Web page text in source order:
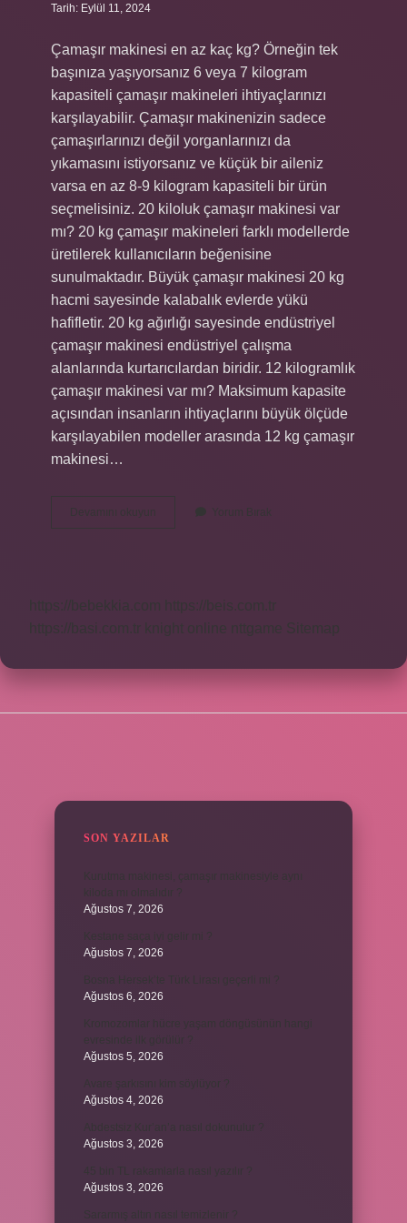
Tarih: Eylül 11, 2024
Çamaşır makinesi en az kaç kg? Örneğin tek
başınıza yaşıyorsanız 6 veya 7 kilogram
kapasiteli çamaşır makineleri ihtiyaçlarınızı
karşılayabilir. Çamaşır makinenizin sadece
çamaşırlarınızı değil yorganlarınızı da
yıkamasını istiyorsanız ve küçük bir aileniz
varsa en az 8-9 kilogram kapasiteli bir ürün
seçmelisiniz. 20 kiloluk çamaşır makinesi var
mı? 20 kg çamaşır makineleri farklı modellerde
üretilerek kullanıcıların beğenisine
sunulmaktadır. Büyük çamaşır makinesi 20 kg
hacmi sayesinde kalabalık evlerde yükü
hafifletir. 20 kg ağırlığı sayesinde endüstriyel
çamaşır makinesi endüstriyel çalışma
alanlarında kurtarıcılardan biridir. 12 kilogramlık
çamaşır makinesi var mı? Maksimum kapasite
açısından insanların ihtiyaçlarını büyük ölçüde
karşılayabilen modeller arasında 12 kg çamaşır
makinesi…
Devamını okuyun
Kiloluk
Yorum Bırak
https://bebekkia.com
https://beis.com.tr
https://basi.com.tr
knight online nttgame Sitemap
SON YAZILAR
Ağustos 7, 2026
Ağustos 7, 2026
Ağustos 6, 2026
Ağustos 5, 2026
Ağustos 4, 2026
Ağustos 3, 2026
Ağustos 3, 2026